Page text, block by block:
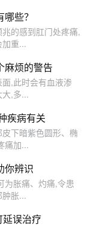
些？
的感到肛门处疼痛,
重...
麻烦的警告
,此时会有血液渗
,多...
疾病有关
下暗紫色圆形、椭
痛加...
你辨识
为胀痛、灼痛,令患
胀...
误治疗